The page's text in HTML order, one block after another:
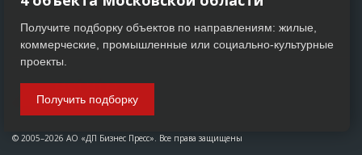
© 2005–2026 АО «ДП Бизнес Пресс». Все права защищены
Получите подборку объектов по направлениям: жилые,
коммерческие, промышленные или социально-культурные
проекты.
Получить подборку